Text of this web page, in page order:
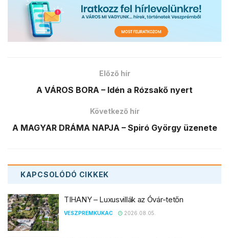
Előző hír
A VÁROS BORA – Idén a Rózsakő nyert
Következő hír
A MAGYAR DRÁMA NAPJA – Spiró György üzenete
KAPCSOLÓDÓ CIKKEK
TIHANY – Luxusvillák az Óvár-tetőn
VESZPREMKUKAC 2026.08.05.